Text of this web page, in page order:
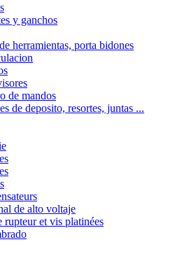
y ganchos
herramientas, porta bidones
de mandos
de deposito, resortes, juntas ...
de alto voltaje
rupteur et vis platinées